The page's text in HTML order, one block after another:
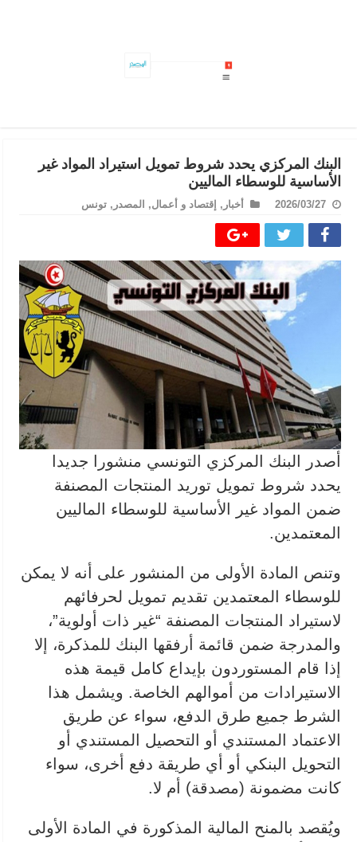
البنك المركزي يحدد شروط تمويل استيراد المواد غير
الأساسية للوسطاء الماليين
2026/03/27 أخبار , إقتصاد و أعمال, المصدر , تونس
أصدر البنك المركزي التونسي منشورا جديدا
يحدد شروط تمويل توريد المنتجات المصنفة
ضمن المواد غير الأساسية للوسطاء الماليين
المعتمدين.
وتنص المادة الأولى من المنشور على أنه لا يمكن
للوسطاء المعتمدين تقديم تمويل لحرفائهم
لاستيراد المنتجات المصنفة “غير ذات أولوية”،
والمدرجة ضمن قائمة أرفقها البنك للمذكرة، إلا
إذا قام المستوردون بإيداع كامل قيمة هذه
الاستيرادات من أموالهم الخاصة. ويشمل هذا
الشرط جميع طرق الدفع، سواء عن طريق
الاعتماد المستندي أو التحصيل المستندي أو
التحويل البنكي أو أي طريقة دفع أخرى، سواء
كانت مضمونة (مصدقة) أم لا.
ويُقصد بالمنح المالية المذكورة في المادة الأولى